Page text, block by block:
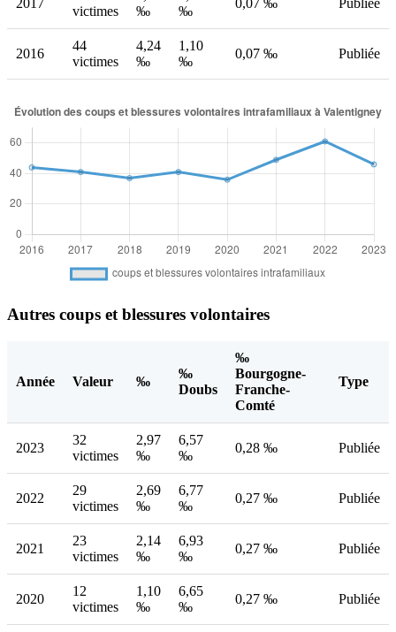
2017
victimes
‰
‰
0,07 ‰ Publiée
2016
44
victimes
4,24
‰
1,10
‰
0,07 ‰ Publiée
Autres coups et blessures volontaires
Année Valeur ‰
‰
Doubs
‰
Bourgogne-
Franche-
Comté
Type
2023
32
victimes
2,97
‰
6,57
‰
0,28 ‰ Publiée
2022
29
victimes
2,69
‰
6,77
‰
0,27 ‰ Publiée
2021
23
victimes
2,14
‰
6,93
‰
0,27 ‰ Publiée
2020
12
victimes
1,10
‰
6,65
‰
0,27 ‰ Publiée